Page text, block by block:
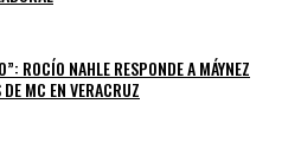
ROCÍO NAHLE RESPONDE A MÁYNEZ
MC EN VERACRUZ